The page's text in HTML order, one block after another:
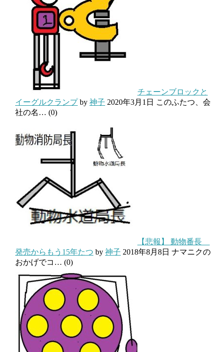
チェーンブロックと
イーグルクランプby 神子 2020年3月1日 このふたつ、会
社の名… (0)
【悲報】 動物番長
発売からもう15年たつ by 神子 2018年8月8日 ナマニクの
おかげでコ… (0)